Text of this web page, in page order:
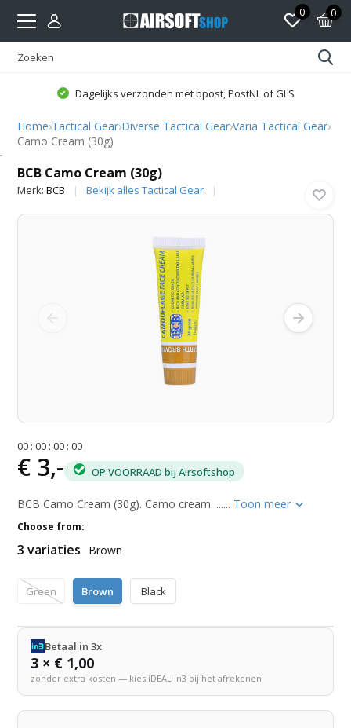
0 0
Dagelijks verzonden met bpost, PostNL of GLS
Home›Tactical Gear›Diverse Tactical Gear›Varia Tactical Gear›
Camo Cream (30g)
BCB Camo Cream (30g)
Merk:BCB Bekijk alles Tactical Gear
00 :00 :00 :00
€ 3,- OP VOORRAAD bij Airsoftshop
BCB Camo Cream (30g). Camo cream ....... Toon meer
Choose from:
3 variaties Brown
Green Brown Black
Betaal in 3x
3 × € 1,00
zonder extra kosten — kies iDEAL in3 bij het afrekenen